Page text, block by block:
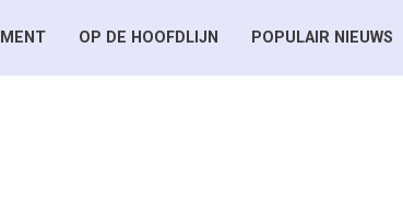
OP DE HOOFDLIJN POPULAIR NIEUWS